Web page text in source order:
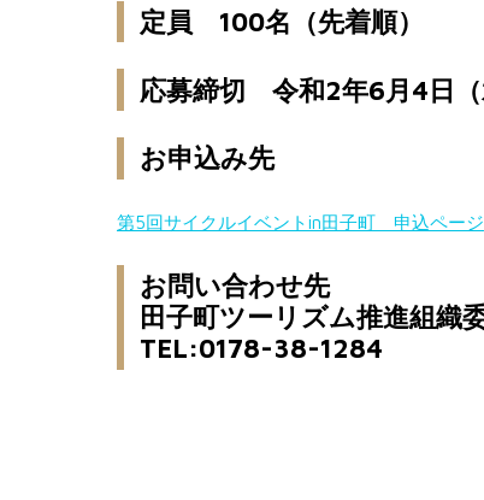
定員 100名（先着順）
応募締切 令和2年6月4日
お申込み先
第5回サイクルイベントin田子町 申込ページ
お問い合わせ先
田子町ツーリズム推進組織
TEL:0178-38-1284